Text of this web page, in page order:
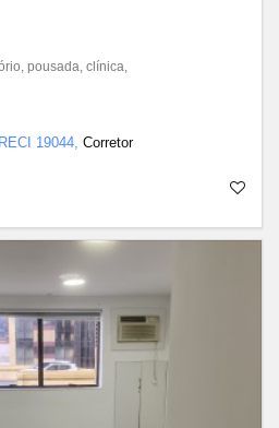
pousada, clínica,
19044, Corretor